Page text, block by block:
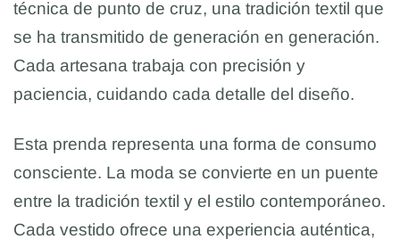
técnica de punto de cruz, una tradición textil que
se ha transmitido de generación en generación.
Cada artesana trabaja con precisión y
paciencia, cuidando cada detalle del diseño.
Esta prenda representa una forma de consumo
consciente. La moda se convierte en un puente
entre la tradición textil y el estilo contemporáneo.
Cada vestido ofrece una experiencia auténtica,